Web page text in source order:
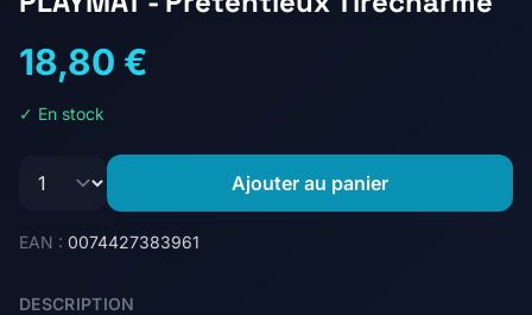
18,80 €
✓ En stock
Ajouter au panier
EAN : 0074427383961
DESCRIPTION